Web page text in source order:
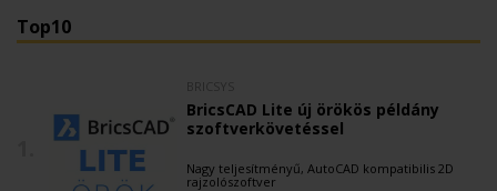
Top10
BricsCAD Lite új örökös példány
szoftverkövetéssel
Nagy teljesítményű, AutoCAD kompatibilis 2D
rajzolószoftver